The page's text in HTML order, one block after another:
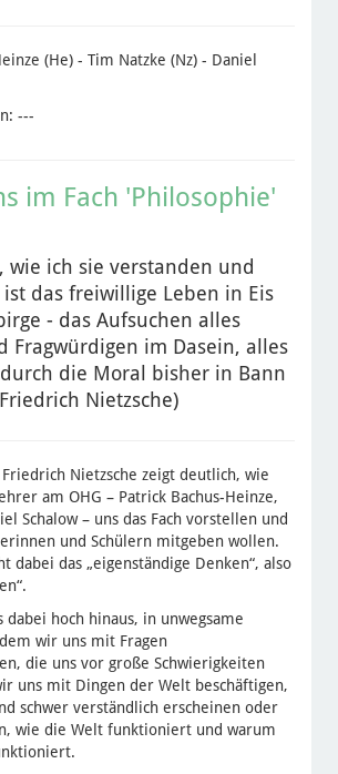
(He) - Tim Natzke (Nz) - Daniel
---
im Fach 'Philosophie'
wie ich sie verstanden und
das freiwillige Leben in Eis
- das Aufsuchen alles
Fragwürdigen im Dasein, alles
die Moral bisher in Bann
Nietzsche)
Nietzsche zeigt deutlich, wie
am OHG – Patrick Bachus-Heinze,
Schalow – uns das Fach vorstellen und
und Schülern mitgeben wollen.
dabei das „eigenständige Denken“, also
dabei hoch hinaus, in unwegsame
wir uns mit Fragen
die uns vor große Schwierigkeiten
uns mit Dingen der Welt beschäftigen,
schwer verständlich erscheinen oder
wie die Welt funktioniert und warum